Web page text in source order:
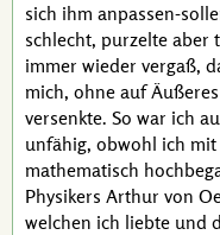
sich ihm anpassen-
schlecht, purzelte aber
immer wieder vergaß,
mich, ohne auf
versenkte. So war ich
unfähig, obwohl ich mit
mathematisch
Physikers Arthur von
welchen ich liebte und